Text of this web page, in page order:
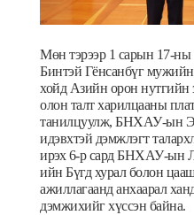
Мөн тэрээр 1 сарын 17-
Бинтэй Гёнсанбүг мужийн
хойд Азийн орон нутгийн
олон талт харилцааны
танилцуулж, БНХАУ-ын
идэвхтэй дэмжлэгт
ирэх 6-р сард БНХАУ-ын
ийн Бүгд хуралболон
ажиллагаанд анхаарал
дэмжихийг хүссэн байна.